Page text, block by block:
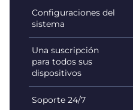
Configuraciones del
sistema
Una suscripción
para todos sus
dispositivos
Soporte 24/7